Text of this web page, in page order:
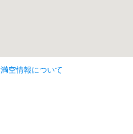
満空情報について